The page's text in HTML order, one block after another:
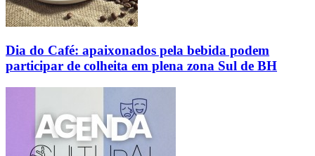
Dia do Café: apaixonados pela bebida podem
participar de colheita em plena zona Sul de BH